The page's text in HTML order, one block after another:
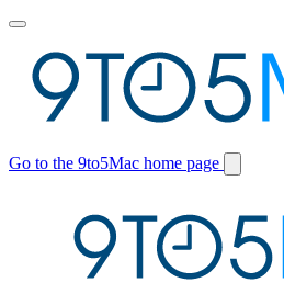
Toggle
menu
Go to the 9to5Mac home page
Switch